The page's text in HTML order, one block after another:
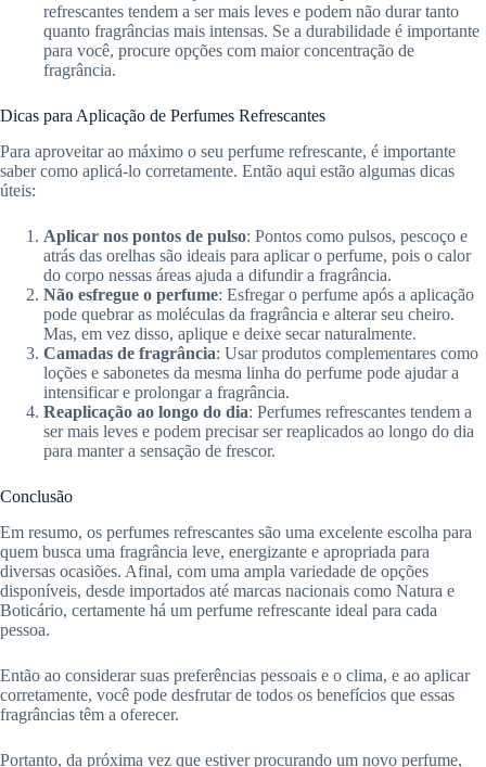
refrescantes tendem a ser mais leves e podem não durar tanto
quanto fragrâncias mais intensas. Se a durabilidade é importante
para você, procure opções com maior concentração de
fragrância.
Dicas para Aplicação de Perfumes Refrescantes
Para aproveitar ao máximo o seu perfume refrescante, é importante
saber como aplicá-lo corretamente. Então aqui estão algumas dicas
úteis:
Aplicar nos pontos de pulso: Pontos como pulsos, pescoço e
atrás das orelhas são ideais para aplicar o perfume, pois o calor
do corpo nessas áreas ajuda a difundir a fragrância.
Não esfregue o perfume: Esfregar o perfume após a aplicação
pode quebrar as moléculas da fragrância e alterar seu cheiro.
Mas, em vez disso, aplique e deixe secar naturalmente.
Camadas de fragrância: Usar produtos complementares como
loções e sabonetes da mesma linha do perfume pode ajudar a
intensificar e prolongar a fragrância.
Reaplicação ao longo do dia: Perfumes refrescantes tendem a
ser mais leves e podem precisar ser reaplicados ao longo do dia
para manter a sensação de frescor.
Conclusão
Em resumo, os perfumes refrescantes são uma excelente escolha para
quem busca uma fragrância leve, energizante e apropriada para
diversas ocasiões. Afinal, com uma ampla variedade de opções
disponíveis, desde importados até marcas nacionais como Natura e
Boticário, certamente há um perfume refrescante ideal para cada
pessoa.
Então ao considerar suas preferências pessoais e o clima, e ao aplicar
corretamente, você pode desfrutar de todos os benefícios que essas
fragrâncias têm a oferecer.
Portanto, da próxima vez que estiver procurando um novo perfume,